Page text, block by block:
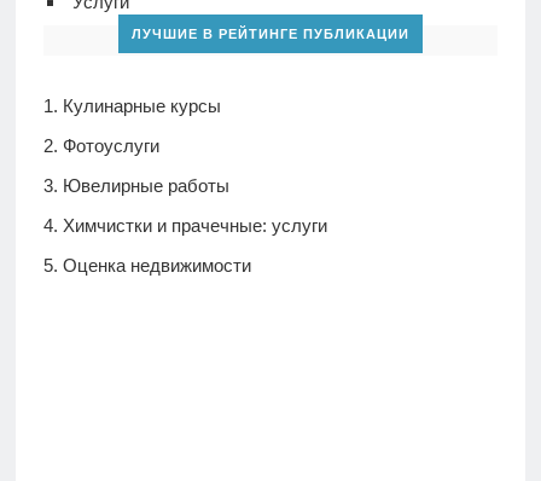
ЛУЧШИЕ В РЕЙТИНГЕ ПУБЛИКАЦИИ
Кулинарные курсы
Фотоуслуги
Ювелирные работы
Химчистки и прачечные: услуги
Оценка недвижимости